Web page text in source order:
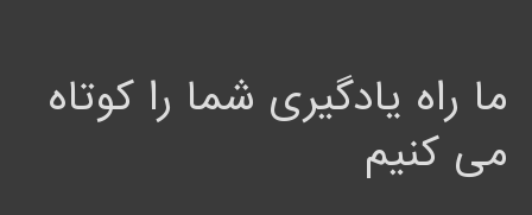
ما راه یادگیری شما را کوتاه
می کنیم